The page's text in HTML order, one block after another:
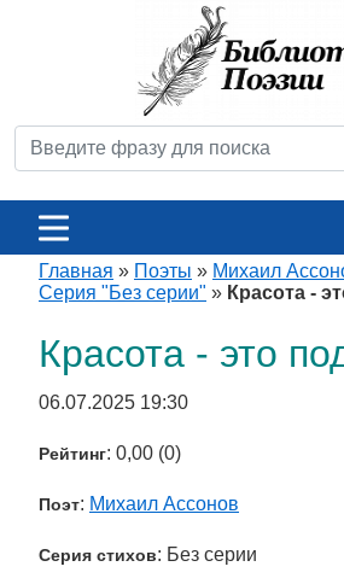
Главная » Поэты » Михаил
Серия "Без серии" » Красота -
Красота - это
06.07.2025 19:30
Рейтинг: 0,00 (0)
Поэт: Михаил Ассонов
Серия стихов: Без серии